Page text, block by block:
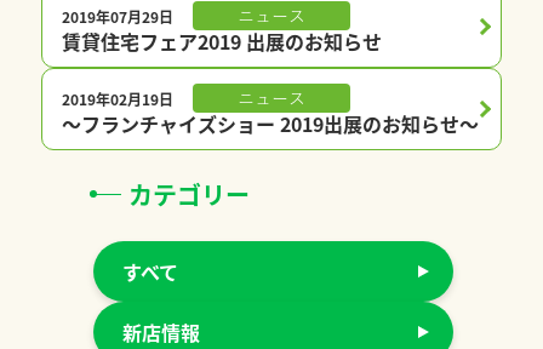
2019年07月29日 ニュース
賃貸住宅フェア2019 出展のお知らせ
2019年02月19日 ニュース
〜フランチャイズショー 2019出展のお知らせ〜
カテゴリー
すべて
新店情報